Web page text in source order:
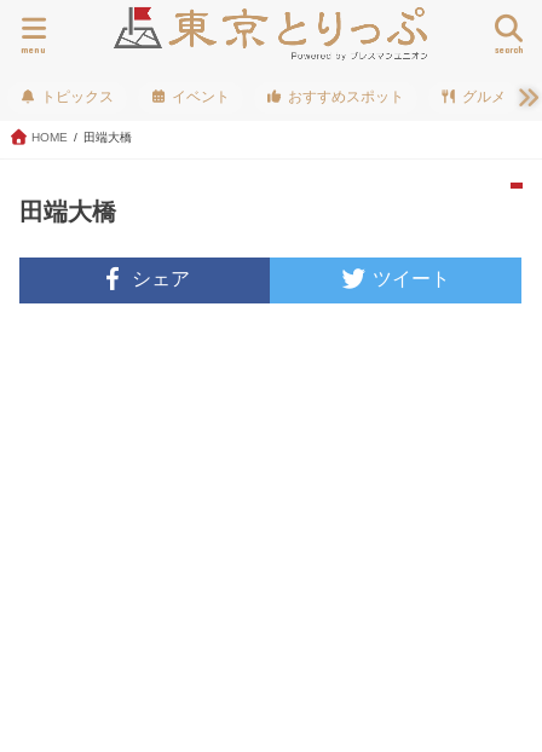
search
menu
トピックス イベント おすすめスポット グルメ
HOME 田端大橋
田端大橋
シェア ツイート